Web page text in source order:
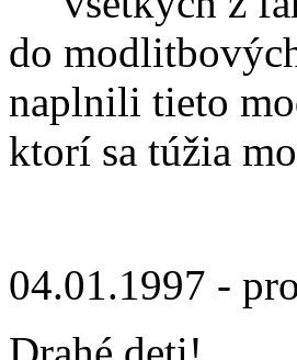
do
naplnili tieto
ktorí sa túžia
04.01.1997 -